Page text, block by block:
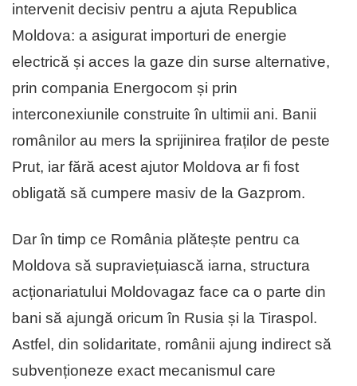
intervenit decisiv pentru a ajuta Republica
Moldova: a asigurat importuri de energie
electrică și acces la gaze din surse alternative,
prin compania Energocom și prin
interconexiunile construite în ultimii ani. Banii
românilor au mers la sprijinirea fraților de peste
Prut, iar fără acest ajutor Moldova ar fi fost
obligată să cumpere masiv de la Gazprom.
Dar în timp ce România plătește pentru ca
Moldova să supraviețuiască iarna, structura
acționariatului Moldovagaz face ca o parte din
bani să ajungă oricum în Rusia și la Tiraspol.
Astfel, din solidaritate, românii ajung indirect să
subvenționeze exact mecanismul care